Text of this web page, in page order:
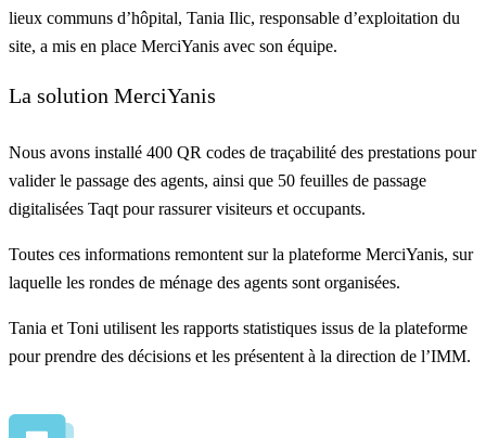
lieux communs d’hôpital, Tania Ilic, responsable d’exploitation du
site, a mis en place MerciYanis avec son équipe.
La solution MerciYanis
Nous avons installé 400 QR codes de traçabilité des prestations pour
valider le passage des agents, ainsi que 50 feuilles de passage
digitalisées Taqt pour rassurer visiteurs et occupants.
Toutes ces informations remontent sur la plateforme MerciYanis, sur
laquelle les rondes de ménage des agents sont organisées.
Tania et Toni utilisent les rapports statistiques issus de la plateforme
pour prendre des décisions et les présentent à la direction de l’IMM.